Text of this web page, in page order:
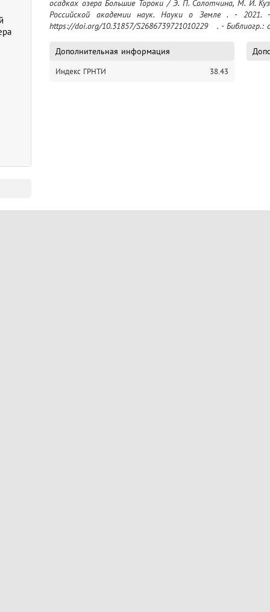
осадках озера Большие Тороки / Э. П. Солотчина, М. И.
Российской академии наук. Науки о Земле . -
https://doi.org/10.31857/S2686739721010229   . - Библиогр.:
Дополнительная информация
Индекс ГРНТИ 38.43